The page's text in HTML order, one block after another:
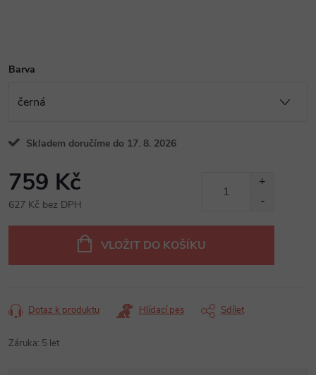
Barva
Skladem doručíme do 17. 8. 2026
759 Kč
627 Kč bez DPH
VLOŽIT DO KOŠÍKU
Dotaz k produktu Hlídací pes Sdílet
Záruka: 5 let